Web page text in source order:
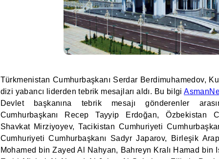
Türkmenistan Cumhurbaşkanı Serdar Berdimuhamedov,
dizi yabancı liderden tebrik mesajları aldı. Bu bilgi
Devlet başkanına tebrik mesajı gönderenler
Cumhurbaşkanı Recep Tayyip Erdoğan, Özbekistan
Shavkat Mirziyoyev, Tacikistan Cumhuriyeti
Cumhuriyeti Cumhurbaşkanı Sadyr Japarov, Birleşik
Mohamed bin Zayed Al Nahyan, Bahreyn Kralı Hamad bin